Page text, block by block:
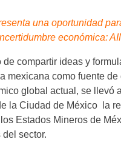
una oportunidad
económica:
compartir ideas y
mexicana como fuente
global actual, se llevó
la Ciudad de México la
Estados Mineros de
sector.